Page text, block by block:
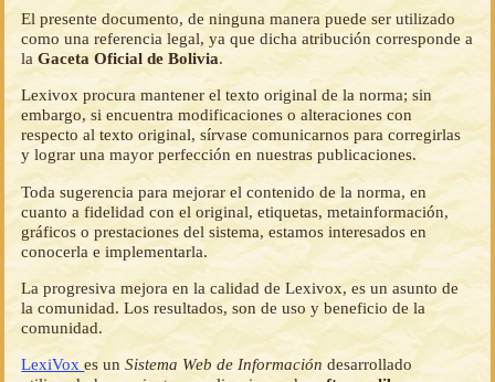
El presente documento, de ninguna manera puede ser utilizado
como una referencia legal, ya que dicha atribución corresponde a
laGaceta Oficial de Bolivia.
Lexivox procura mantener el texto original de la norma; sin
embargo, si encuentra modificaciones o alteraciones con
respecto al texto original, sírvase comunicarnos para corregirlas
y lograr una mayor perfección en nuestras publicaciones.
Toda sugerencia para mejorar el contenido de la norma, en
cuanto a fidelidad con el original, etiquetas, metainformación,
gráficos o prestaciones del sistema, estamos interesados en
conocerla e implementarla.
La progresiva mejora en la calidad de Lexivox, es un asunto de
la comunidad. Los resultados, son de uso y beneficio de la
comunidad.
LexiVoxes unSistema Web de Información desarrollado